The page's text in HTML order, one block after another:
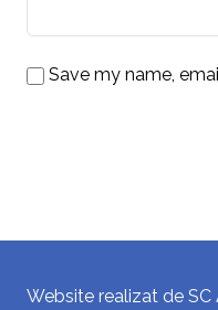
Save my name,
Website realizat de SC